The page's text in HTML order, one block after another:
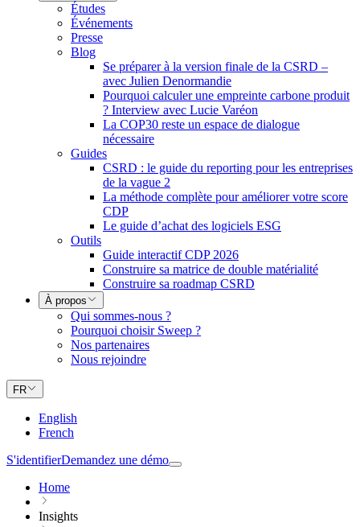
Études
Événements
Presse
Blog
Se préparer à la version finale de la CSRD –
avec Julien Denormandie
Pourquoi calculer une empreinte carbone produit
? Interview avec Lucie Varéon
La COP30 reste un espace de dialogue
nécessaire
Guides
CSRD : le guide du reporting pour les entreprises
de la vague 2
La méthode complète pour améliorer votre score
CDP
Le guide d’achat des logiciels ESG
Outils
Guide interactif CDP 2026
Construire sa matrice de double matérialité
Construire sa roadmap CSRD
À propos
Qui sommes-nous ?
Pourquoi choisir Sweep ?
Nos partenaires
Nous rejoindre
FR
English
French
S'identifierDemandez une démo
Home
Insights